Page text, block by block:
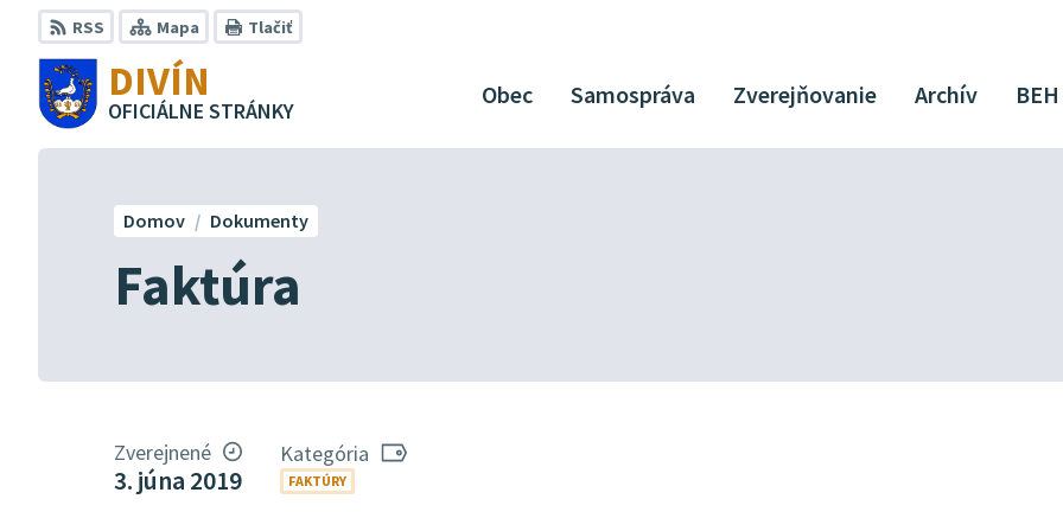
Preskočiť
na
obsah
RSS Mapa Tlačiť
DIVÍN
OFICIÁLNE STRÁNKY
Obec Samospráva Zverejňovanie Archív BEH
Faktúra
Domov Dokumenty
Zverejnené
3. júna 2019
Kategória
FAKTÚRY